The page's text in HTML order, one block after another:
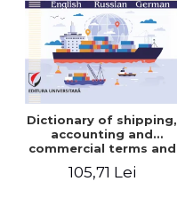
Dictionary of shipping,
accounting and
commercial terms and
Russian – German
105,71 Lei